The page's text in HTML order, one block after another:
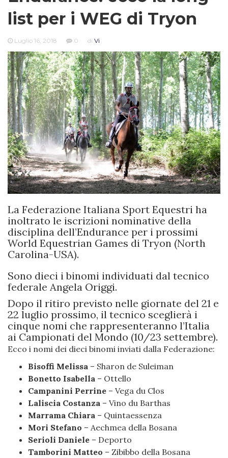
list per i WEG di Tryon
Luglio 16, 2018 0 di Vi
La Federazione Italiana Sport Equestri ha
inoltrato le iscrizioni nominative della
disciplina dell’Endurance per i prossimi
World Equestrian Games di Tryon (North
Carolina-USA).
Sono dieci i binomi individuati dal tecnico
federale Angela Origgi.
Dopo il ritiro previsto nelle giornate del 21 e
22 luglio prossimo, il tecnico sceglierà i
cinque nomi che rappresenteranno l’Italia
ai Campionati del Mondo (10/23 settembre).
Ecco i nomi dei dieci binomi inviati dalla Federazione:
Bisoffi Melissa – Sharon de Suleiman
Bonetto Isabella – Ottello
Campanini Perrine – Vega du Clos
Laliscia Costanza – Vino du Barthas
Marrama Chiara – Quintaessenza
Mori Stefano – Aechmea della Bosana
Serioli Daniele – Deporto
Tamborini Matteo – Zibibbo della Bosana